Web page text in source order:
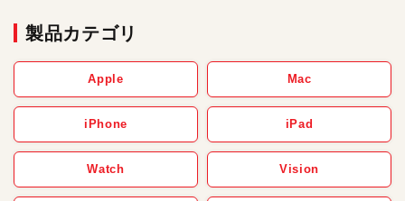
製品カテゴリ
Apple Mac
iPhone iPad
Watch Vision